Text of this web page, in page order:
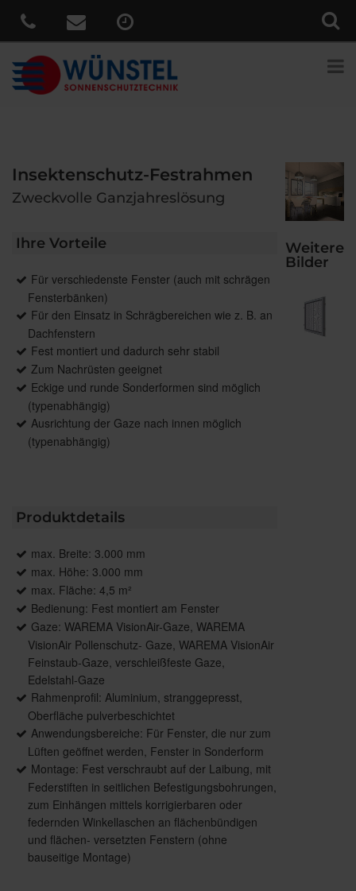
Insektenschutz-Festrahmen
Zweckvolle Ganzjahreslösung
Ihre Vorteile
Für verschiedenste Fenster (auch mit schrägen
Fensterbänken)
Für den Einsatz in Schrägbereichen wie z. B. an
Dachfenstern
Fest montiert und dadurch sehr stabil
Zum Nachrüsten geeignet
Eckige und runde Sonderformen sind möglich
(typenabhängig)
Ausrichtung der Gaze nach innen möglich
(typenabhängig)
Produktdetails
max. Breite: 3.000 mm
max. Höhe: 3.000 mm
max. Fläche: 4,5 m²
Bedienung: Fest montiert am Fenster
Gaze: WAREMA VisionAir-Gaze, WAREMA
VisionAir Pollenschutz- Gaze, WAREMA VisionAir
Feinstaub-Gaze, verschleißfeste Gaze,
Edelstahl-Gaze
Rahmenprofil: Aluminium, stranggepresst,
Oberfläche pulverbeschichtet
Anwendungsbereiche: Für Fenster, die nur zum
Lüften geöffnet werden, Fenster in Sonderform
Montage: Fest verschraubt auf der Laibung, mit
Federstiften in seitlichen Befestigungsbohrungen,
zum Einhängen mittels korrigierbaren oder
federnden Winkellaschen an flächenbündigen
und flächen- versetzten Fenstern (ohne
bauseitige Montage)
Weitere
Bilder